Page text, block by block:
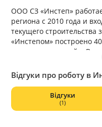
ООО СЗ «Инстеп»
региона с 2010 года и
текущего
«Инстепом» построено
жилых помещений в
135 000 квадратных
строительства. Это
микрорайоны,
разных категорий людей.
Відгуки про роботу в
Відгуки
(1)